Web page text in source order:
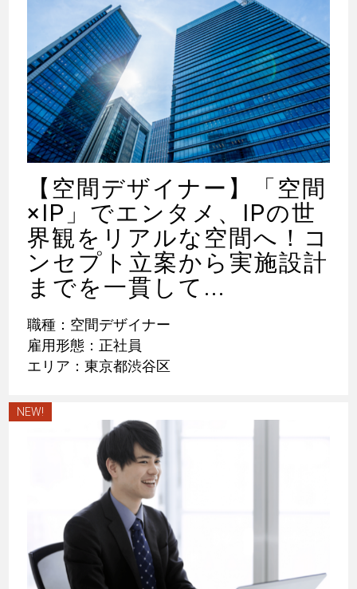
【空間デザイナー】「空間
×IP」でエンタメ、IPの世
界観をリアルな空間へ！コ
ンセプト立案から実施設計
までを一貫して...
職種：空間デザイナー
雇用形態：正社員
エリア：東京都渋谷区
NEW!